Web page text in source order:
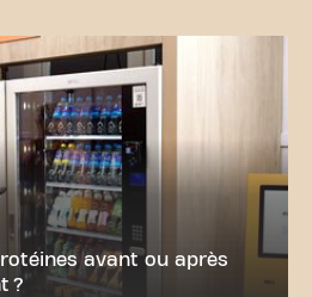
avant ou après
?